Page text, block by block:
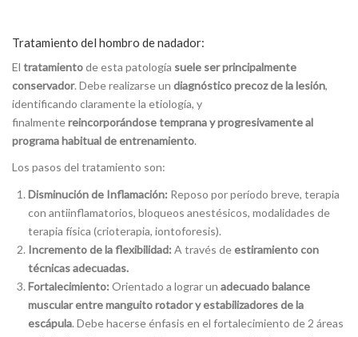
Tratamiento del hombro de nadador:
El tratamientode esta patología suele ser principalmente
conservador. Debe realizarse un diagnóstico precoz de la lesión,
identificando claramente la etiología, y
finalmentereincorporándose temprana y progresivamente al
programa habitual de entrenamiento.
Los pasos del tratamiento son:
Disminución de Inflamación: Reposo por período breve, terapia
con antiinflamatorios, bloqueos anestésicos, modalidades de
terapia física (crioterapia, iontoforesis).
Incremento de la flexibilidad: A través deestiramiento con
técnicas adecuadas.
Fortalecimiento: Orientado a lograr un adecuado balance
muscular entre manguito rotador y estabilizadores de la
escápula. Debe hacerse énfasis en el fortalecimiento de 2 áreas